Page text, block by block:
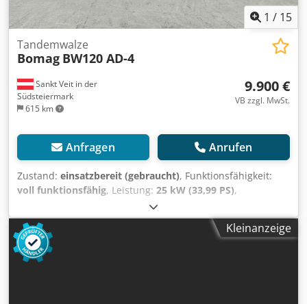
1 / 15
Sankt Veit in der
Südsteiermark
615 km
Tandemwalze
Bomag BW120 AD-4
9.900 €
VB zzgl. MwSt.
Anfragen Anrufen
Zustand: einsatzbereit (gebraucht), Funktionsfähigkeit:
voll funktionsfähig, Leistung: 25 kW (33,99 PS),
, Baujahr:
2.950 h, BOMAG BW120AD-4 BJ. 2007 lt. Zähler 2.950
Stunden 25,2 KW Kubota 2.800 KG Verkaufspreis: 9.900,--
netto BOMAG BW100AD-4 BJ. 2005 lt. Zähler 6.594 Stunden
25,2 KW Kubota 2.600 KG Dcjdpfx Acozc Iyvopek
Kleinanzeige